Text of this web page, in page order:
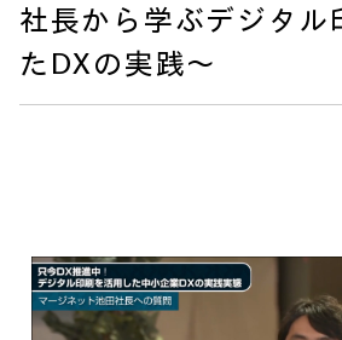
社長から学ぶデジタル
たDXの実践～